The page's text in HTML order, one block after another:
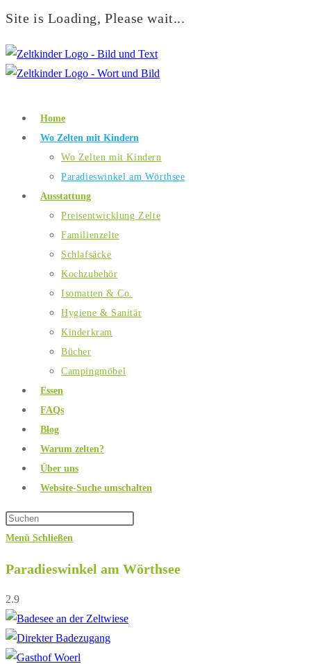
Site is Loading, Please wait...
Home
Wo Zelten mit Kindern
Wo Zelten mit Kindern
Paradieswinkel am Wörthsee
Ausstattung
Preisentwicklung Zelte
Familienzelte
Schlafsäcke
Kochzubehör
Isomatten & Co.
Hygiene & Sanitär
Kinderkram
Bücher
Campingmöbel
Essen
FAQs
Blog
Warum zelten?
Über uns
Website-Suche umschalten
Menü Schließen
Paradieswinkel am Wörthsee
2.9